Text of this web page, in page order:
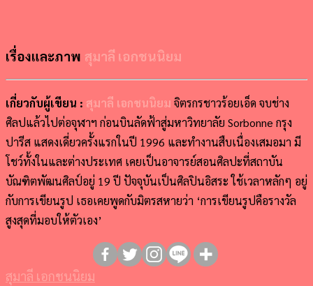
เรื่องและภาพ สุมาลี เอกชนนิยม
เกี่ยวกับผู้เขียน : สุมาลี เอกชนนิยม จิตรกรชาวร้อยเอ็ด จบช่าง
ศิลปแล้วไปต่อจุฬาฯ ก่อนบินลัดฟ้าสู่มหาวิทยาลัย Sorbonne กรุง
ปารีส แสดงเดี่ยวครั้งแรกในปี 1996 และทำงานสืบเนื่องเสมอมา มี
โชว์ทั้งในและต่างประเทศ เคยเป็นอาจารย์สอนศิลปะที่สถาบัน
บัณฑิตพัฒนศิลป์อยู่ 19 ปี ปัจจุบันเป็นศิลปินอิสระ ใช้เวลาหลักๆ อยู่
กับการเขียนรูป เธอเคยพูดกับมิตรสหายว่า ‘การเขียนรูปคือรางวัล
สูงสุดที่มอบให้ตัวเอง’
สุมาลี เอกชนนิยม